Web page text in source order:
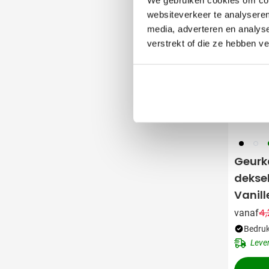
websiteverkeer te
media, adverteren en
verstrekt of die ze hebben
001 002
vanaf